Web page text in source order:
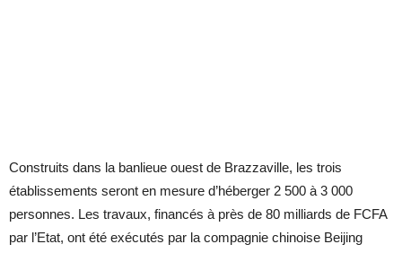
Construits dans la banlieue ouest de Brazzaville, les trois
établissements seront en mesure d’héberger 2 500 à 3 000
personnes. Les travaux, financés à près de 80 milliards de FCFA
par l’Etat, ont été exécutés par la compagnie chinoise Beijing